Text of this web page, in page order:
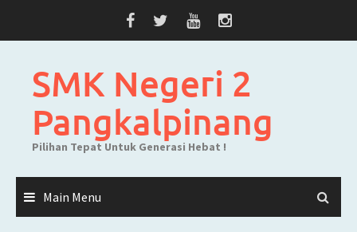
SMK Negeri 2
Pangkalpinang
Pilihan Tepat Untuk Generasi Hebat !
Main Menu